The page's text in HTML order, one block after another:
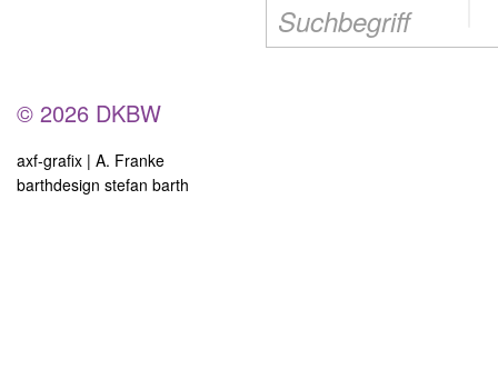
© 2026 DKBW
axf-grafix | A. Franke
barthdesign stefan barth